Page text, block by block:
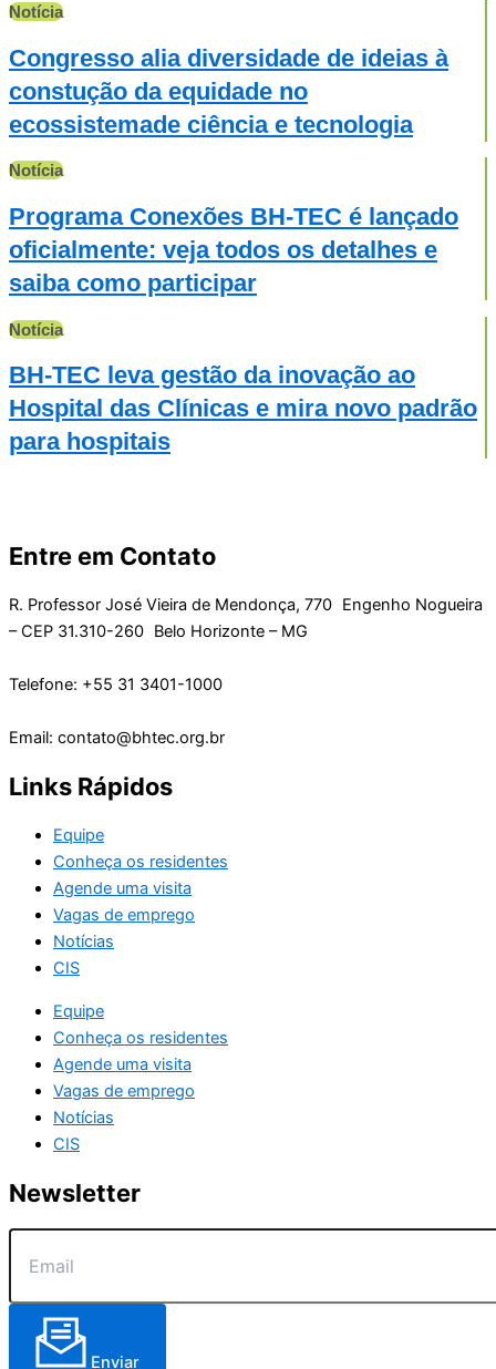
Notícia
Congresso alia diversidade de ideias à
constução da equidade no
ecossistemade ciência e tecnologia
Notícia
Programa Conexões BH-TEC é lançado
oficialmente: veja todos os detalhes e
saiba como participar
Notícia
BH-TEC leva gestão da inovação ao
Hospital das Clínicas e mira novo padrão
para hospitais
Entre em Contato
R. Professor José Vieira de Mendonça, 770 Engenho Nogueira
– CEP 31.310-260 Belo Horizonte – MG
Telefone: +55 31 3401-1000
Email: contato@bhtec.org.br
Links Rápidos
Equipe
Conheça os residentes
Agende uma visita
Vagas de emprego
Notícias
CIS
Equipe
Conheça os residentes
Agende uma visita
Vagas de emprego
Notícias
CIS
Newsletter
Enviar